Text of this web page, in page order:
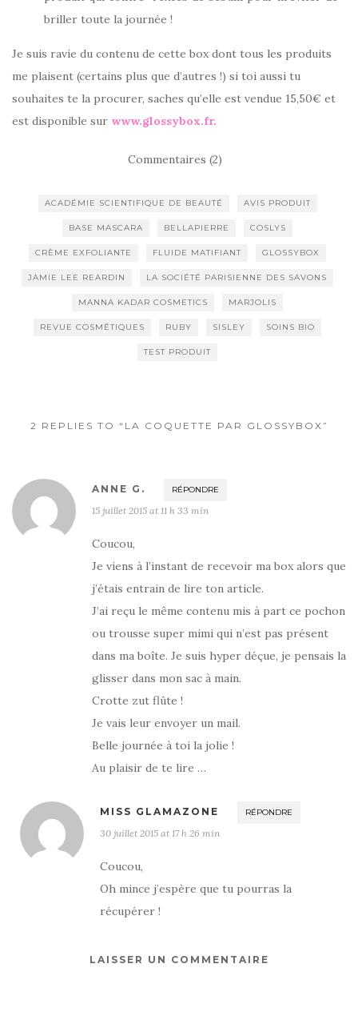
briller toute la journée !
Je suis ravie du contenu de cette box dont tous les produits
me plaisent (certains plus que d’autres !) si toi aussi tu
souhaites te la procurer, saches qu’elle est vendue 15,50€ et
est disponible sur www.glossybox.fr.
Commentaires (2)
ACADÉMIE SCIENTIFIQUE DE BEAUTÉ AVIS PRODUIT
BASE MASCARA BELLAPIERRE COSLYS
CRÈME EXFOLIANTE FLUIDE MATIFIANT GLOSSYBOX
JAMIE LEE REARDIN LA SOCIÉTÉ PARISIENNE DES SAVONS
MANNA KADAR COSMETICS MARJOLIS
REVUE COSMÉTIQUES RUBY SISLEY SOINS BIO
TEST PRODUIT
2 REPLIES TO “LA COQUETTE PAR GLOSSYBOX”
ANNE G. RÉPONDRE
15 juillet 2015 at 11 h 33 min
Coucou,
Je viens à l’instant de recevoir ma box alors que
j’étais entrain de lire ton article.
J’ai reçu le même contenu mis à part ce pochon
ou trousse super mimi qui n’est pas présent
dans ma boîte. Je suis hyper déçue, je pensais la
glisser dans mon sac à main.
Crotte zut flûte !
Je vais leur envoyer un mail.
Belle journée à toi la jolie !
Au plaisir de te lire …
MISS GLAMAZONE RÉPONDRE
30 juillet 2015 at 17 h 26 min
Coucou,
Oh mince j’espère que tu pourras la
récupérer !
LAISSER UN COMMENTAIRE